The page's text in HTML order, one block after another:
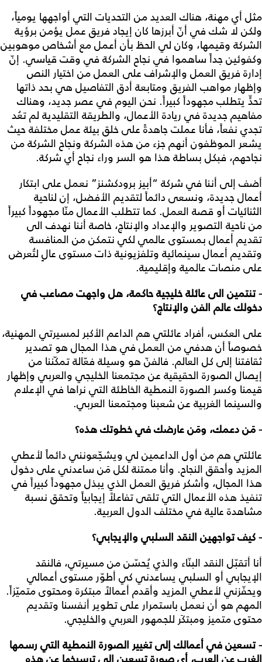
مثل أي مهنة، هناك العديد من التحديات التي أواجهها يومياً،
ولكن لا شك في أنّ أبرزها كان إيجاد فريق عمل يؤمن برؤية
الشركة وقيمها، وكان لي الحظ بأن أعمل مع أشخاص موهوبين
وكفوئين جداً ساهموا في نجاح الشركة في وقت قياسي. إنّ
إدارة فريق العمل والإشراف على العمل من اختيار النص
وإظهار مواهب الفريق ومتابعة أدق التفاصيل هي بحد ذاتها
تحدٍّ يتطلب مجهوداً كبيراً. نحن اليوم في عصر جديد، وهناك
مفاهيم جديدة في ريادة الأعمال، والطريقة التقليدية لم تعُد
تجدي نفعاً، فأنا عملت جاهدةً على خلق بيئة عمل مختلفة حيث
يشعر الموظفون أنهم جزء من هذه الشركة ونجاح الشركة من
نجاحهم، فبكل بساطة هذا هو السر وراء نجاح أي شركة.
أضف إلى أننا في شركة “أبيز برودكشنز” نعمل على ابتكار
أعمال جديدة، ونسعى دائماً لتقديم الأفضل، إن لناحية
الثنائيات أو قصة العمل. كما تتطلب الأعمال منّا مجهوداً كبيراً
من ناحية التصوير والإعداد والإنتاج، خاصة أننا نهدف الى
تقديم أعمال بمستوى عالمي لكي نتمكن من المنافسة
وتقديم أعمال سينمائية وتلفزيونية ذات مستوى عالٍ لتُعرض
على منصات عالمية وإقليمية.
- تنتمين الى عائلة خليجية حاكمة، هل واجهت مصاعب في
دخولك عالم الفن والإنتاج؟
على العكس، أفراد عائلتي هم الداعم الأكبر لمسيرتي المهنية،
خصوصاً أن هدفي من العمل في هذا المجال هو تصدير
ثقافتنا إلى كل العالم. فالفنّ هو وسيلة فعّالة تمكّننا من
إيصال الصورة الحقيقية عن مجتمعنا الخليجي والعربي وإظهار
قيمنا وكسر الصورة النمطية الخاطئة التي نراها في الإعلام
والسينما الغربية عن شعبنا ومجتمعنا العربي.
- مَن دعمك، ومَن عارضك في خطوتك هذه؟
عائلتي هم من أول الداعمين لي ويشجّعونني دائماً لأعطي
المزيد وأحقق النجاح. وأنا ممتنة لكل مَن ساعدني على دخول
هذا المجال، وأشكر فريق العمل الذي يبذل مجهوداً كبيراً في
تنفيذ هذه الأعمال التي تلقى تفاعلاً إيجابياً وتحقق نسبة
مشاهدة عالية في مختلف الدول العربية.
- كيف تواجهين النقد السلبي والإيجابي؟
أنا أتقبّل النقد البنّاء والذي يُحسّن من مسيرتي، فالنقد
الإيجابي أو السلبي يساعدني كي أطوّر مستوى أعمالي
ويحفّزني لأعطي المزيد وأقدم أعمالاً مبتكرة ومحتوى متميّزاً.
المهم هو أن نعمل باستمرار على تطوير أنفسنا وتقديم
محتوى متميز ومبتكَر للجمهور العربي والخليجي.
- تسعين في أعمالك إلى تغيير الصورة النمطية التي رسمها